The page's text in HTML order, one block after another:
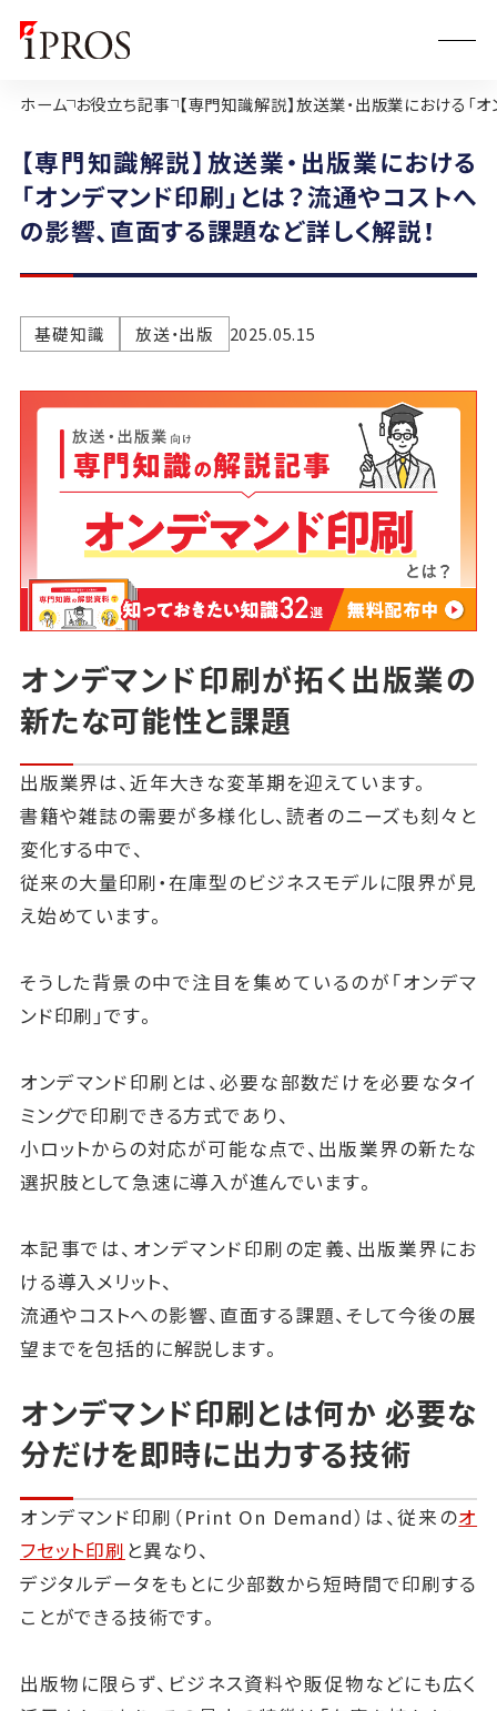
ホーム お役立ち記事 【専門知識解説】放送業・出版業における「
【専門知識解説】放送業・出版業における
「オンデマンド印刷」とは？流通やコストへ
の影響、直面する課題など詳しく解説！
基礎知識 放送・出版 2025.05.15
オンデマンド印刷が拓く出版業の
新たな可能性と課題
出版業界は、近年大きな変革期を迎えています。
書籍や雑誌の需要が多様化し、読者のニーズも刻々と
変化する中で、
従来の大量印刷・在庫型のビジネスモデルに限界が見
え始めています。
そうした背景の中で注目を集めているのが「オンデマ
ンド印刷」です。
オンデマンド印刷とは、必要な部数だけを必要なタイ
ミングで印刷できる方式であり、
小ロットからの対応が可能な点で、出版業界の新たな
選択肢として急速に導入が進んでいます。
本記事では、オンデマンド印刷の定義、出版業界にお
ける導入メリット、
流通やコストへの影響、直面する課題、そして今後の展
望までを包括的に解説します。
オンデマンド印刷とは何か 必要な
分だけを即時に出力する技術
オンデマンド印刷（Print On Demand）は、従来のオ
フセット印刷 と異なり、
デジタルデータをもとに少部数から短時間で印刷する
ことができる技術です。
出版物に限らず、ビジネス資料や販促物などにも広く